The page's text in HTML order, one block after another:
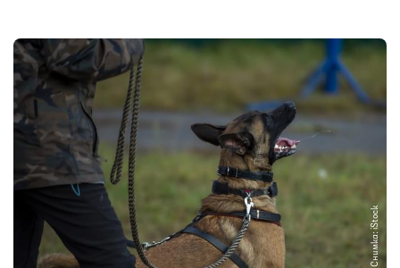
Снимка: iStock